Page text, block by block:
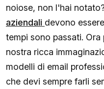
noiose, non l'hai
aziendali devono
tempi sono passati.
nostra ricca
modelli di email
che devi sempre farli